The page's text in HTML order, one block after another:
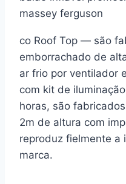
massey ferguson
co Roof Top — são
emborrachado de
ar frio por ventilador
com kit de
horas, são
2m de altura com
reproduz fielmente a
marca.